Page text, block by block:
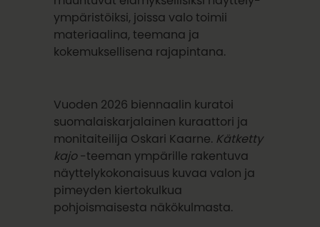
ympäristöiksi, joissa valo toimii
materiaalina, teemana ja
kokemuksellisena rajapintana.
Vuoden 2026 biennaalin kuratoi
suomalaiskarjalainen kuraattori ja
monitaiteilija Oskari Kaarne.
Kätketty
kajo-teeman ympärille rakentuva
näyttelykokonaisuus kuvaa valon ja
pimeyden kiertokulkua
pohjoismaisesta näkökulmasta.